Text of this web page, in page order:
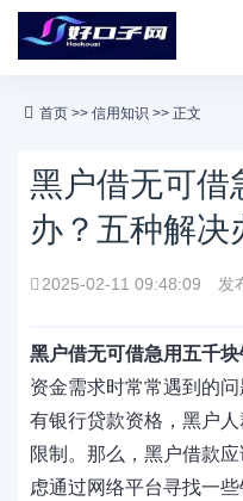
首页 >> 信用知识 >> 正文
黑户借无可借
办？五种解决
2025-02-11 09:48:09 发
黑户借无可借急用五千
资金需求时常常遇到的
有银行贷款资格，黑户
限制。那么，黑户借款
虑通过网络平台寻找一